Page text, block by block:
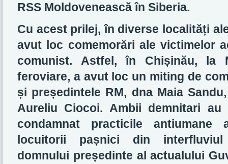
RSS Moldovenească în Siberia.
Cu acest prilej, în diverse localități
avut loc comemorări ale victimelor
comunist. Astfel, în Chișinău, la
feroviare, a avut loc un miting de
și președintele RM, dna Maia
Aureliu Ciocoi. Ambii demnitari
condamnat practicile
locuitorii pașnici din interfluviul
domnului președinte al actualului